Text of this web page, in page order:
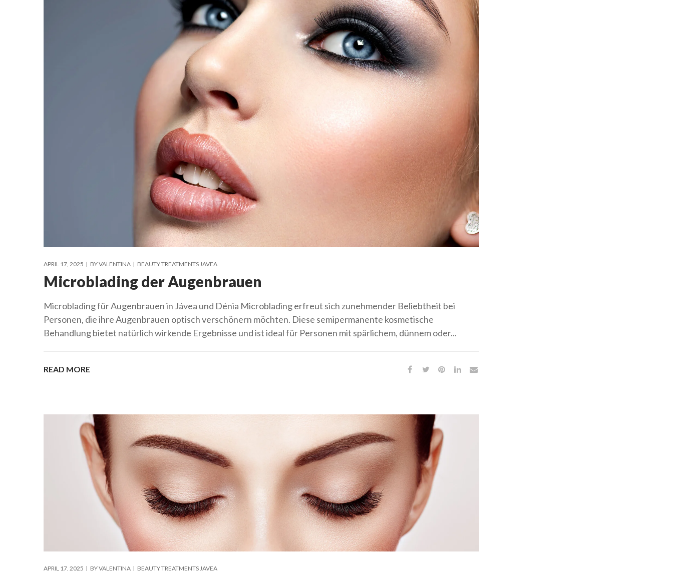
APRIL 17, 2025 BYVALENTINA BEAUTY TREATMENTS JAVEA
Microblading der Augenbrauen
Microblading für Augenbrauen in Jávea und Dénia Microblading erfreut sich zunehmender Beliebtheit bei
Personen, die ihre Augenbrauen optisch verschönern möchten. Diese semipermanente kosmetische
Behandlung bietet natürlich wirkende Ergebnisse und ist ideal für Personen mit spärlichem, dünnem oder...
READ MORE
APRIL 17, 2025 BYVALENTINA BEAUTY TREATMENTS JAVEA